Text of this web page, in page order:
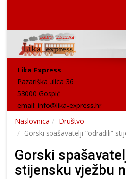
Lika Express
Pazariška ulica 36
53000 Gospić
email: info@lika-express.hr
Naslovnica
Društvo
Gorski spašavatelji “odradili”
Gorski
stijensku vježbu